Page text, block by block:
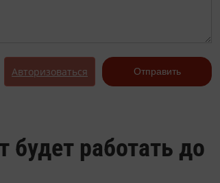
Авторизоваться Отправить
будет работать до